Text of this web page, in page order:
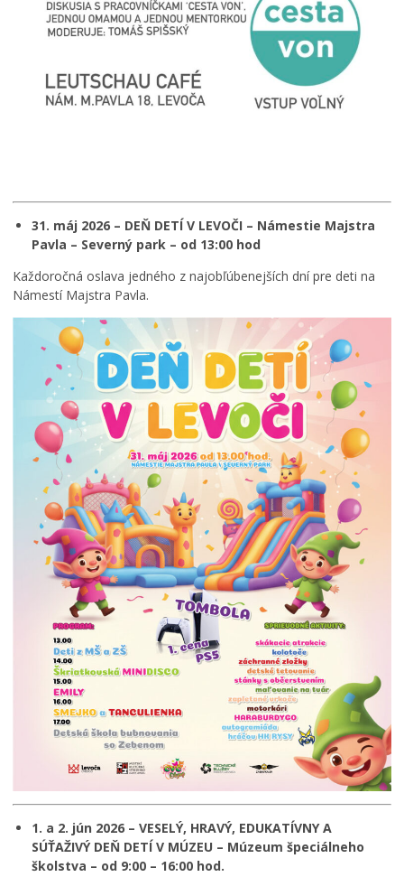
31. máj 2026 – DEŇ DETÍ V LEVOČI – Námestie Majstra
Pavla – Severný park – od 13:00 hod
Každoročná oslava jedného z najobľúbenejších dní pre deti na
Námestí Majstra Pavla.
1. a 2. jún 2026 – VESELÝ, HRAVÝ, EDUKATÍVNY A
SÚŤAŽIVÝ DEŇ DETÍ V MÚZEU – Múzeum špeciálneho
školstva – od 9:00 – 16:00 hod.